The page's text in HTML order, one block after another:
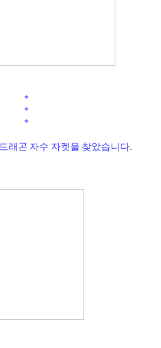
*
*
*
드래곤 자수 자켓을 찾았습니다.